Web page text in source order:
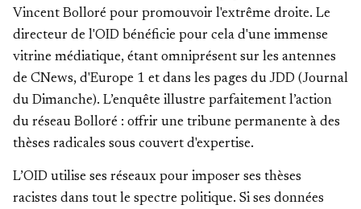
Vincent Bolloré pour promouvoir l'extrême droite. Le
directeur de l'OID bénéficie pour cela d'une immense
vitrine médiatique, étant omniprésent sur les antennes
de CNews, d'Europe 1 et dans les pages du JDD (Journal
du Dimanche). L’enquête illustre parfaitement l’action
du réseau Bolloré : offrir une tribune permanente à des
thèses radicales sous couvert d'expertise.
L’OID utilise ses réseaux pour imposer ses thèses
racistes dans tout le spectre politique. Si ses données